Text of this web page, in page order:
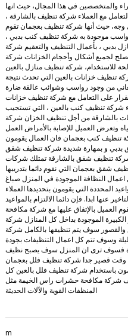
والمتخصصين في هذا المجال، حيث انها
مع العملاء شركة تنظيف بالشارقة ،
وجه، حيث أنها شركة تنظيف بعجمان تقوم
موجودة به شركة تنظيف كنب بدبي ،
بدبي ، بأعمال التنظيف والتعقيم شركة
لجميع أشكال وأحجام الخزانات شركة
للاستخدام، شركة تنظيف منازل بالعين
تنظيف خزانات بالعين التي تحدث نتيجة
من وجود رواسب وشوائب عالقة ضارة
على التعامل مع شركة تنظيف خزانات
شركة تنظيف كنب بالعين ، التي تستجيب
بالشارقة من أجل تنظيف الخزان شركة
وتعرض العميل للإصابة بالأمراض العمل
تنظيف كنب بعجمان فان العمال يقومون
بدبي و بمهارة شديدة شركة تنظيف شقق
تنظيف شقق بالشارقة تمتلك شركات
شقق بعجمان التي نقوم دائما بتدريبها
النظافة الموجودة في المنزل صباغ
المحددة التي يقومون بتحديدها العملاء
عنها ابدا. فإن دائما الالتزام بالمواعيد
العميل بالإتفاق عليها مع شركة مكافحة
الموجودة بداخل كل المنازل شركة
سوف يتم تنظيفها بالكامل شركة
وسوف تتم كل اعمال التنظيفات بجودة
فسوف ترى ان المنزل سوف يصبح نظيف
وقت قصير جدا شركة تنظيف فلل بعجمان
باستخدام شركة تنظيف فلل بالعين كل
شركة مكافحة حشرات راس الخيمة مثل
المنظفات القوية والآلات الحديثة
m